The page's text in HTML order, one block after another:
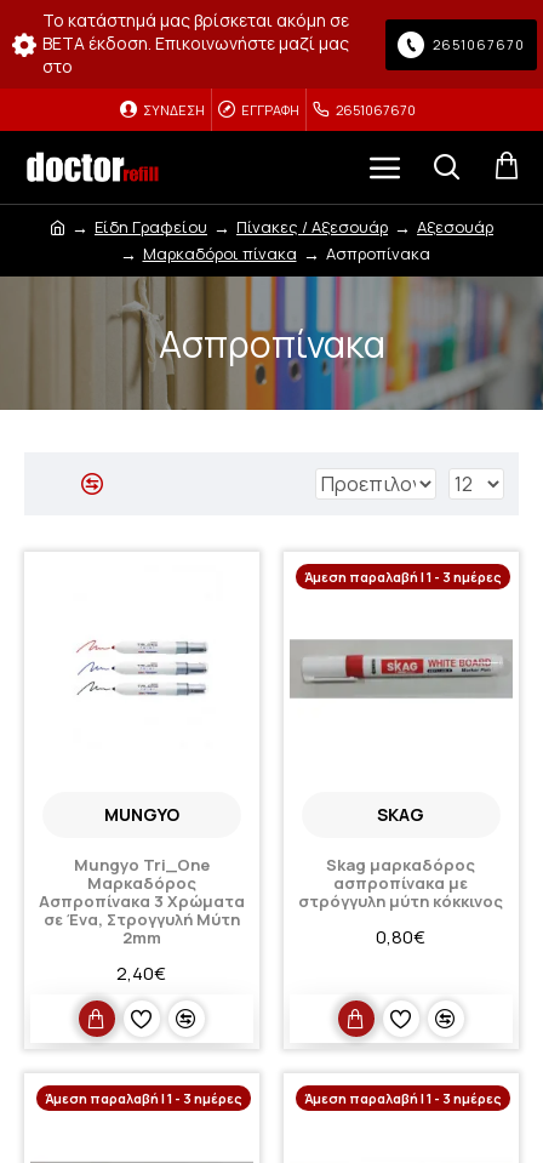
Το κατάστημά μας βρίσκεται ακόμη σε
BETA έκδοση. Επικοινωνήστε μαζί μας
στο
2651067670
ΣΎΝΔΕΣΗ ΕΓΓΡΑΦΉ 2651067670
Είδη Γραφείου Πίνακες / Αξεσουάρ
Αξεσουάρ
Μαρκαδόροι πίνακα
Ασπροπίνακα
Ασπροπίνακα
MUNGYO
Mungyo Tri_One
Μαρκαδόρος
Ασπροπίνακα 3 Χρώματα
σε Ένα, Στρογγυλή Μύτη
2mm
2,40€
Άμεση παραλαβή | 1 - 3 ημέρες
SKAG
Skag μαρκαδόρος
ασπροπίνακα με
στρόγγυλη μύτη κόκκινος
0,80€
Άμεση παραλαβή | 1 - 3 ημέρες Άμεση παραλαβή | 1 - 3 ημέρες